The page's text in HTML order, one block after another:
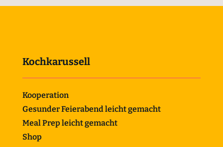
Kochkarussell
Kooperation
Gesunder Feierabend leicht gemacht
Meal Prep leicht gemacht
Shop